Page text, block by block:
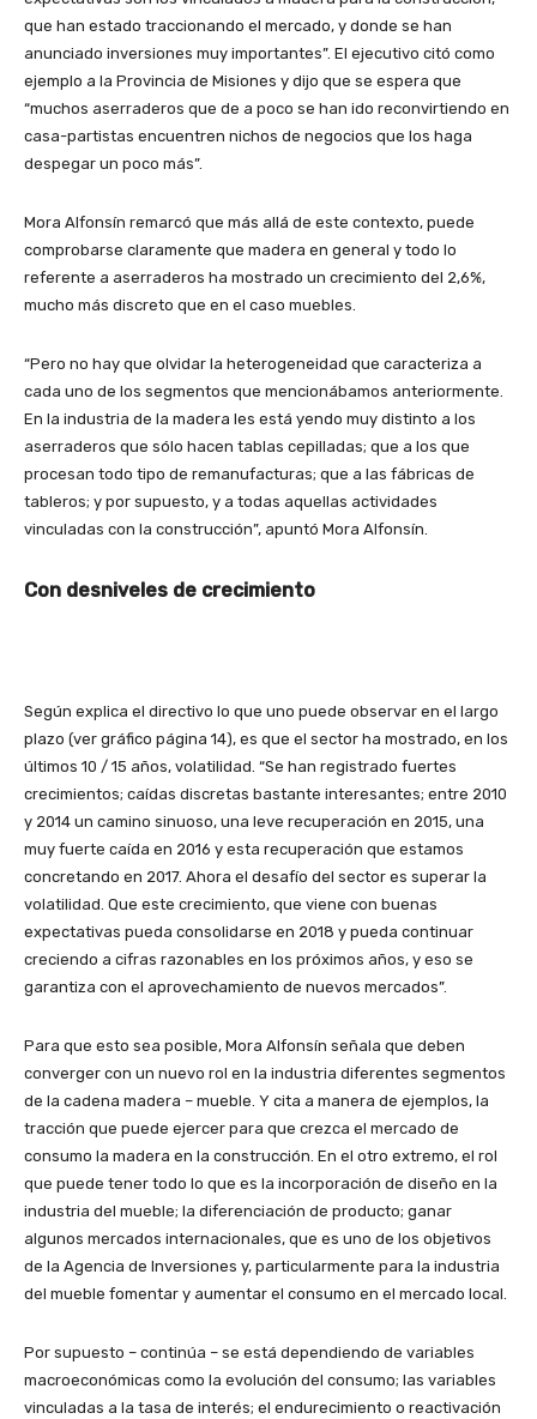
que han estado traccionando el mercado, y donde se han
anunciado inversiones muy importantes”. El ejecutivo citó como
ejemplo a la Provincia de Misiones y dijo que se espera que
“muchos aserraderos que de a poco se han ido reconvirtiendo en
casa-partistas encuentren nichos de negocios que los haga
despegar un poco más”.
Mora Alfonsín remarcó que más allá de este contexto, puede
comprobarse claramente que madera en general y todo lo
referente a aserraderos ha mostrado un crecimiento del 2,6%,
mucho más discreto que en el caso muebles.
“Pero no hay que olvidar la heterogeneidad que caracteriza a
cada uno de los segmentos que mencionábamos anteriormente.
En la industria de la madera les está yendo muy distinto a los
aserraderos que sólo hacen tablas cepilladas; que a los que
procesan todo tipo de remanufacturas; que a las fábricas de
tableros; y por supuesto, y a todas aquellas actividades
vinculadas con la construcción”, apuntó Mora Alfonsín.
Con desniveles de crecimiento
Según explica el directivo lo que uno puede observar en el largo
plazo (ver gráfico página 14), es que el sector ha mostrado, en los
últimos 10 / 15 años, volatilidad. “Se han registrado fuertes
crecimientos; caídas discretas bastante interesantes; entre 2010
y 2014 un camino sinuoso, una leve recuperación en 2015, una
muy fuerte caída en 2016 y esta recuperación que estamos
concretando en 2017. Ahora el desafío del sector es superar la
volatilidad. Que este crecimiento, que viene con buenas
expectativas pueda consolidarse en 2018 y pueda continuar
creciendo a cifras razonables en los próximos años, y eso se
garantiza con el aprovechamiento de nuevos mercados”.
Para que esto sea posible, Mora Alfonsín señala que deben
converger con un nuevo rol en la industria diferentes segmentos
de la cadena madera – mueble. Y cita a manera de ejemplos, la
tracción que puede ejercer para que crezca el mercado de
consumo la madera en la construcción. En el otro extremo, el rol
que puede tener todo lo que es la incorporación de diseño en la
industria del mueble; la diferenciación de producto; ganar
algunos mercados internacionales, que es uno de los objetivos
de la Agencia de Inversiones y, particularmente para la industria
del mueble fomentar y aumentar el consumo en el mercado local.
Por supuesto – continúa – se está dependiendo de variables
macroeconómicas como la evolución del consumo; las variables
vinculadas a la tasa de interés; el endurecimiento o reactivación